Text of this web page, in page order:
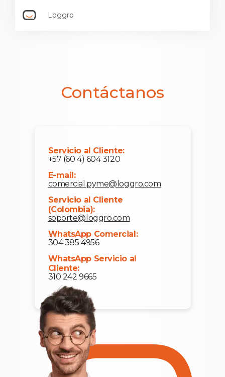
Loggro
Contáctanos
Servicio al Cliente:
+57 (60 4) 604 3120
E-mail:
comercial.pyme@loggro.com
Servicio al Cliente
(Colombia):
soporte@loggro.com
WhatsApp Comercial:
304 385 4956
WhatsApp Servicio al
Cliente:
310 242 9665